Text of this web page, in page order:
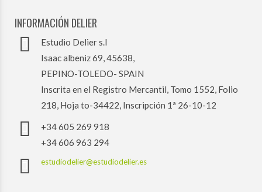
INFORMACIÓN DELIER
Estudio Delier s.l
Isaac albeniz 69, 45638,
PEPINO-TOLEDO- SPAIN
Inscrita en el Registro Mercantil, Tomo 1552, Folio
218, Hoja to-34422, Inscripción 1ª 26-10-12
+34 605 269 918
+34 606 963 294
estudiodelier@estudiodelier.es